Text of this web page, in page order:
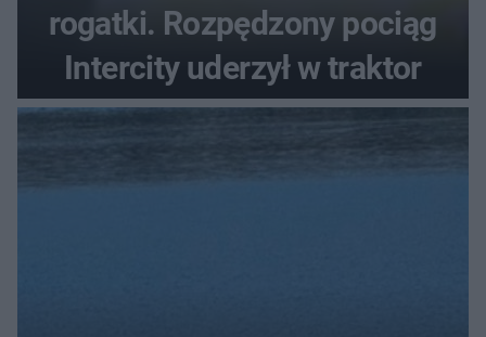
rogatki. Rozpędzony pociąg
Intercity uderzył w traktor